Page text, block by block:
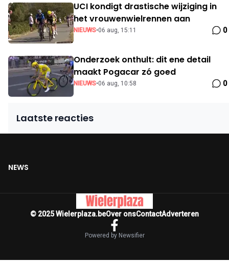
UCI kondigt drastische wijziging in
het vrouwenwielrennen aan
NIEUWS•06 aug, 15:11 0
Onderzoek onthult: dit ene detail
maakt Pogacar zó goed
NIEUWS•06 aug, 10:58 0
Laatste reacties
NEWS
© 2025 Wielerplaza.beOver onsContactAdverteren
Powered by Newsifier